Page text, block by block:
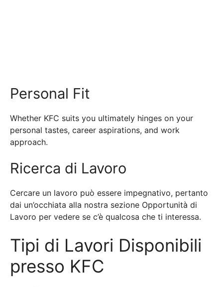
Personal Fit
Whether KFC suits you ultimately hinges on your
personal tastes, career aspirations, and work
approach.
Ricerca di Lavoro
Cercare un lavoro può essere impegnativo, pertanto
dai un’occhiata alla nostra sezione Opportunità di
Lavoro per vedere se c’è qualcosa che ti interessa.
Tipi di Lavori Disponibili
presso KFC